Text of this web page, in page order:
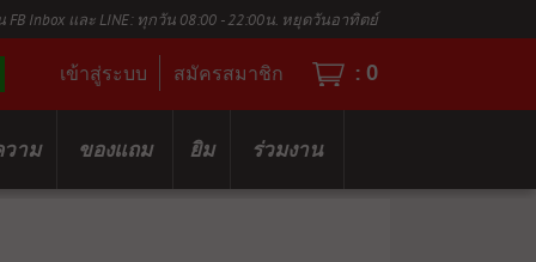
Inbox และ LINE: ทุกวัน 08:00 - 22:00น. หยุดวันอาทิตย์
เข้าสู่ระบบ สมัครสมาชิก : 0
าม ของแถม ยิม ร่วมงาน